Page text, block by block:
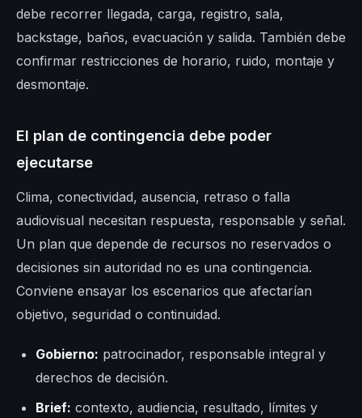
debe recorrer llegada, carga, registro, sala,
backstage, baños, evacuación y salida. También debe
confirmar restricciones de horario, ruido, montaje y
desmontaje.
El plan de contingencia debe poder
ejecutarse
Clima, conectividad, ausencia, retraso o falla
audiovisual necesitan respuesta, responsable y señal.
Un plan que depende de recursos no reservados o
decisiones sin autoridad no es una contingencia.
Conviene ensayar los escenarios que afectarían
objetivo, seguridad o continuidad.
Gobierno: patrocinador, responsable integral y
derechos de decisión.
Brief: contexto, audiencia, resultado, límites y